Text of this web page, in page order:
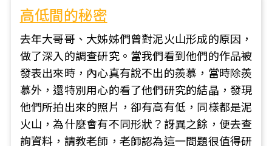
高低間的秘密
去年大哥哥、大姊姊們曾對泥火山形成的原因，
做了深入的調查研究。當我們看到他們的作品被
發表出來時，內心真有說不出的羨慕，當時除羨
慕外，還特別用心的看了他們研究的結晶，發現
他們所拍出來的照片，卻有高有低，同樣都是泥
火山，為什麼會有不同形狀？訝異之餘，便去查
詢資料，請教老師，老師認為這一問題很值得研